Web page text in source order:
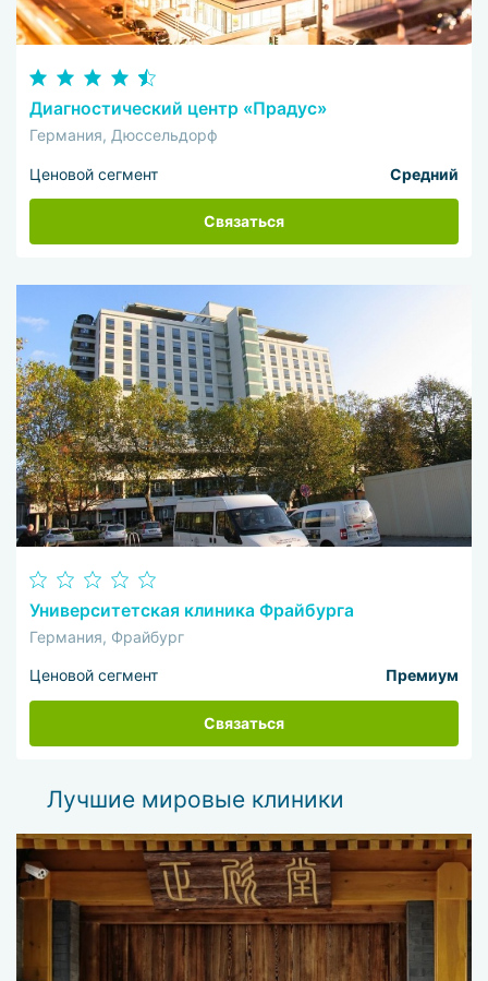
Диагностический центр «Прадус»
Германия, Дюссельдорф
Ценовой сегмент Средний
Связаться
Университетская клиника Фрайбурга
Германия, Фрайбург
Ценовой сегмент Премиум
Связаться
Лучшие мировые клиники